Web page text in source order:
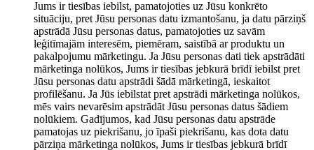
Jums ir tiesības iebilst, pamatojoties uz Jūsu konkrēto
situāciju, pret Jūsu personas datu izmantošanu, ja datu pārziņš
apstrādā Jūsu personas datus, pamatojoties uz savām
leģitīmajām interesēm, piemēram, saistībā ar produktu un
pakalpojumu mārketingu. Ja Jūsu personas dati tiek apstrādāti
mārketinga nolūkos, Jums ir tiesības jebkurā brīdī iebilst pret
Jūsu personas datu apstrādi šādā mārketingā, ieskaitot
profilēšanu. Ja Jūs iebilstat pret apstrādi mārketinga nolūkos,
mēs vairs nevarēsim apstrādāt Jūsu personas datus šādiem
nolūkiem. Gadījumos, kad Jūsu personas datu apstrāde
pamatojas uz piekrišanu, jo īpaši piekrišanu, kas dota datu
pārziņa mārketinga nolūkos, Jums ir tiesības jebkurā brīdī